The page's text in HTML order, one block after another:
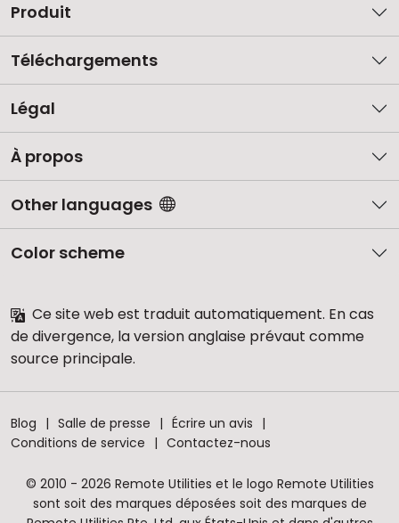
Produit
Téléchargements
Légal
À propos
Other languages
Color scheme
Ce site web est traduit automatiquement. En cas
de divergence, la version anglaise prévaut comme
source principale.
Blog Salle de presse
Écrire un avis
Conditions de service
Contactez-nous
© 2010 - 2026 Remote Utilities et le logo Remote Utilities
sont soit des marques déposées soit des marques de